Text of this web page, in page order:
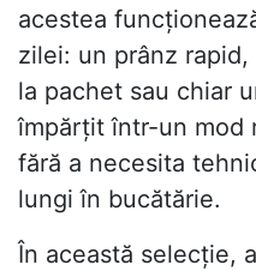
acestea
zilei: un prânz rapid,
la pachet sau chiar
împărțit într-un mod
fără a necesita
lungi în bucătărie.
În această selecție,